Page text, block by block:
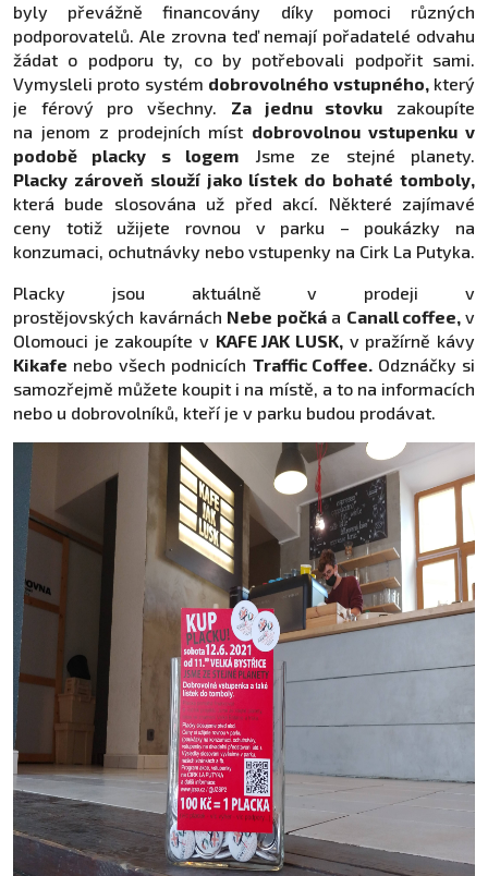
byly převážně financovány díky pomoci různých
podporovatelů. Ale zrovna teď nemají pořadatelé odvahu
žádat o podporu ty, co by potřebovali podpořit sami.
Vymysleli proto systém dobrovolného vstupného,který
je férový pro všechny. Za jednu stovku zakoupíte
na jenom z prodejních míst dobrovolnou vstupenku v
podobě placky s logem Jsme ze stejné planety.
Placky zároveň slouží jako lístek do bohaté tomboly,
která bude slosována už před akcí. Některé zajímavé
ceny totiž užijete rovnou v parku – poukázky na
konzumaci, ochutnávky nebo vstupenky na Cirk La Putyka.
Placky jsou aktuálně v prodeji v
prostějovských kavárnách Nebe počká a Canall coffee,v
Olomouci je zakoupíte v KAFE JAK LUSK, v pražírně kávy
Kikafe nebo všech podnicích Traffic Coffee. Odznáčky si
samozřejmě můžete koupit i na místě, a to na informacích
nebo u dobrovolníků, kteří je v parku budou prodávat.